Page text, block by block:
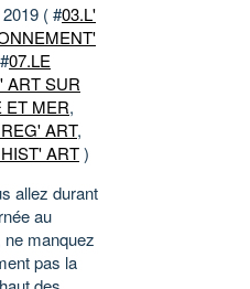
( #03.L'
07.LE
ART SUR
ET MER,
ART,
ART)
allez durant
au
ne manquez
pas la